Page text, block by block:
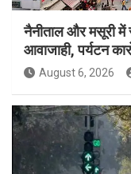
नैनीताल और मसूरी में
आवाजाही, पर्यटन
August 6, 2026